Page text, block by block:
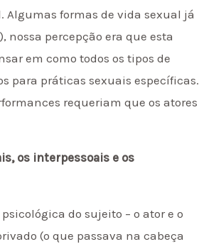
Algumas formas de vida sexual já
percepção era que esta
em como todos os tipos de
para práticas sexuais específicas.
requeriam que os atores
os interpessoais e os
do sujeito – o ator e o
(o que passava na cabeça